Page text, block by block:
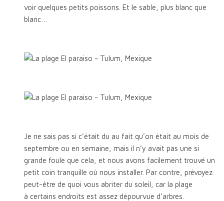
voir quelques petits poissons. Et le sable, plus blanc que
blanc…
Je ne sais pas si c’était du au fait qu’on était au mois de
septembre ou en semaine, mais il n’y avait pas une si
grande foule que cela, et nous avons facilement trouvé un
petit coin tranquille où nous installer. Par contre, prévoyez
peut-être de quoi vous abriter du soleil, car la plage
à certains endroits est assez dépourvue d’arbres.